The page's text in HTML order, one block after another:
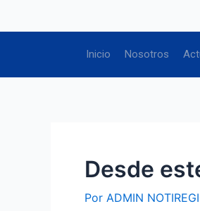
Inicio Nosotros
Desde
Por ADMIN